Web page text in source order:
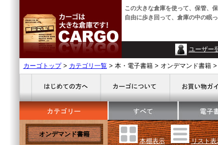
この大きな倉庫を使って、保管、
自由に歩き回って、倉庫の中の眠
ユーザー
カーゴトップ> カテゴリ一覧 > 本・電子書籍 > オンデマンド書籍
オンデマンド書籍
本棚表示 リスト表